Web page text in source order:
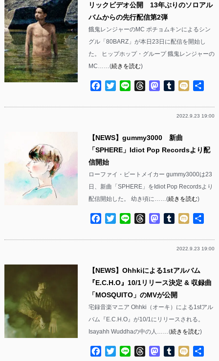
リックビデオ公開 13年ぶりのソロアル
バムからの先行配信第2弾
餓鬼レンジャーのMC ポチョムキンによるシン
グル「80BARZ」が本日23日に配信を開始し
た。 ヒップホップ・グループ 餓鬼レンジャーの
MC……(続きを読む)
Facebook
TwitterLine ThreadsMastodon
Tumblr
Mixi
2022.9.23 19:00
【NEWS】gummy3000 新曲
「SPHERE」Idiot Pop Recordsより配
信開始
ローファイ・ビートメイカー gummy3000は23
日、新曲「SPHERE」をIdiot Pop Recordsより
配信開始した。 幼き頃に……(続きを読む)
Facebook
TwitterLine ThreadsMastodon
Tumblr
Mixi
2022.9.23 19:00
【NEWS】Ohhkiによる1stアルバム
『E.C.H.O』10/1リリース決定 & 収録曲
「MOSQUITO」のMVが公開
宅録音楽マニア Ohhki（オーキ）による1stアル
バム『E.C.H.O』が10/1にリリースされる。
Isayahh Wuddhaの中の人……(続きを読む)
Facebook
TwitterLine ThreadsMastodon
Tumblr
Mixi